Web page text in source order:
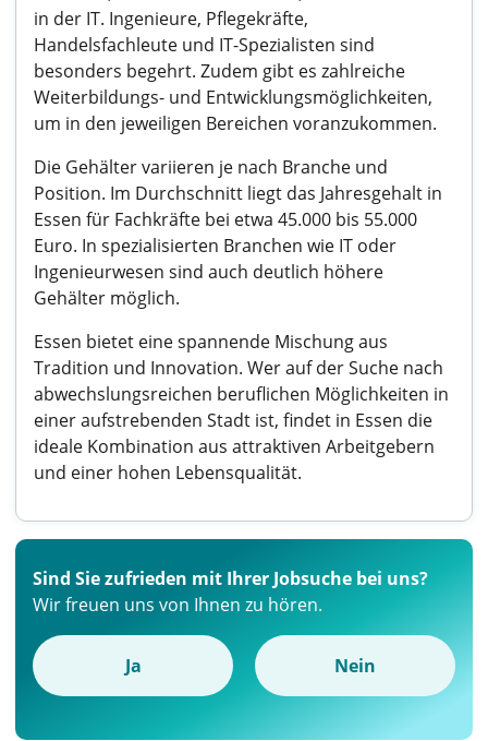
in der IT. Ingenieure, Pflegekräfte,
Handelsfachleute und IT-Spezialisten sind
besonders begehrt. Zudem gibt es zahlreiche
Weiterbildungs- und Entwicklungsmöglichkeiten,
um in den jeweiligen Bereichen voranzukommen.
Die Gehälter variieren je nach Branche und
Position. Im Durchschnitt liegt das Jahresgehalt in
Essen für Fachkräfte bei etwa 45.000 bis 55.000
Euro. In spezialisierten Branchen wie IT oder
Ingenieurwesen sind auch deutlich höhere
Gehälter möglich.
Essen bietet eine spannende Mischung aus
Tradition und Innovation. Wer auf der Suche nach
abwechslungsreichen beruflichen Möglichkeiten in
einer aufstrebenden Stadt ist, findet in Essen die
ideale Kombination aus attraktiven Arbeitgebern
und einer hohen Lebensqualität.
Sind Sie zufrieden mit Ihrer Jobsuche bei uns?
Wir freuen uns von Ihnen zu hören.
Ja Nein